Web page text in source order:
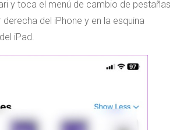
y toca el menú de cambio de pestañas
del iPhone y en la esquina
iPad.